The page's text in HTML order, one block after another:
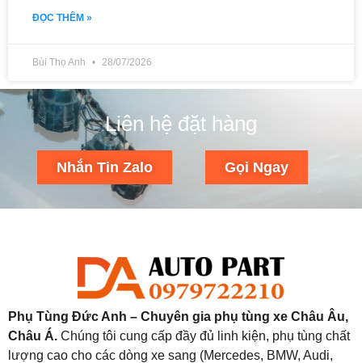
ĐỌC THÊM »
Bùi Thọ Anh 28/07/2026
Liên hệ đặt hàng
Nhắn Tin Zalo Gọi Ngay
Phụ Tùng Đức Anh – Chuyên gia phụ tùng xe Châu Âu,
Châu Á. Chúng tôi cung cấp đầy đủ linh kiện, phụ tùng chất
lượng cao cho các dòng xe sang (Mercedes, BMW, Audi,